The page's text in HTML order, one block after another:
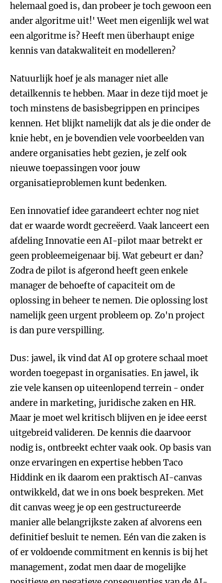
helemaal goed is, dan probeer je toch gewoon een
ander algoritme uit!' Weet men eigenlijk wel wat
een algoritme is? Heeft men überhaupt enige
kennis van datakwaliteit en modelleren?
Natuurlijk hoef je als manager niet alle
detailkennis te hebben. Maar in deze tijd moet je
toch minstens de basisbegrippen en principes
kennen. Het blijkt namelijk dat als je die onder de
knie hebt, en je bovendien vele voorbeelden van
andere organisaties hebt gezien, je zelf ook
nieuwe toepassingen voor jouw
organisatieproblemen kunt bedenken.
Een innovatief idee garandeert echter nog niet
dat er waarde wordt gecreëerd. Vaak lanceert een
afdeling Innovatie een AI-pilot maar betrekt er
geen probleemeigenaar bij. Wat gebeurt er dan?
Zodra de pilot is afgerond heeft geen enkele
manager de behoefte of capaciteit om de
oplossing in beheer te nemen. Die oplossing lost
namelijk geen urgent probleem op. Zo'n project
is dan pure verspilling.
Dus: jawel, ik vind dat AI op grotere schaal moet
worden toegepast in organisaties. En jawel, ik
zie vele kansen op uiteenlopend terrein - onder
andere in marketing, juridische zaken en HR.
Maar je moet wel kritisch blijven en je idee eerst
uitgebreid valideren. De kennis die daarvoor
nodig is, ontbreekt echter vaak ook. Op basis van
onze ervaringen en expertise hebben Taco
Hiddink en ik daarom een praktisch AI-canvas
ontwikkeld, dat we in ons boek bespreken. Met
dit canvas weeg je op een gestructureerde
manier alle belangrijkste zaken af alvorens een
definitief besluit te nemen. Eén van die zaken is
of er voldoende commitment en kennis is bij het
management, zodat men daar de mogelijke